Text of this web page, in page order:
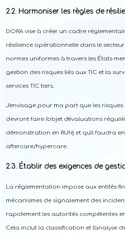
Harmoniser les règles de
DORA vise à créer un cadre
résilience opérationnelle dans le
normes uniformes à travers les États
gestion des risques liés aux TIC et la
services TIC tiers.
J'envisage pour ma part que les
devront faire l'objet d'évaluations
démonstration en RUN) et qu'il faudra
aftercare/hypercare.
Établir des exigences de
La réglementation impose aux entités
mécanismes de signalement des
rapidement les autorités compétentes
Cela inclut la classification et l'analyse